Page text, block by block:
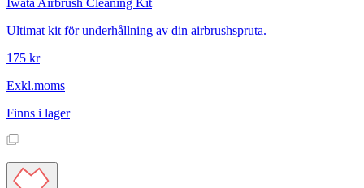
Iwata Airbrush Cleaning Kit
Ultimat kit för underhållning av din airbrushspruta.
175 kr
Exkl.moms
Finns i lager